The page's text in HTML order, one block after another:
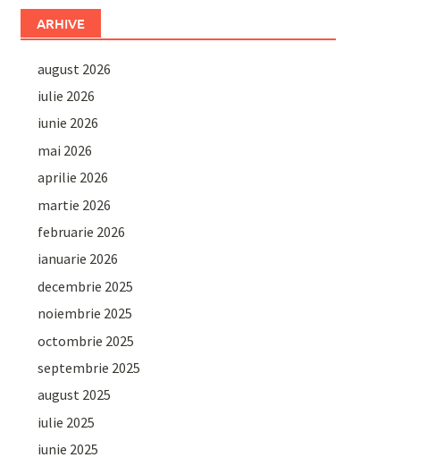
ARHIVE
august 2026
iulie 2026
iunie 2026
mai 2026
aprilie 2026
martie 2026
februarie 2026
ianuarie 2026
decembrie 2025
noiembrie 2025
octombrie 2025
septembrie 2025
august 2025
iulie 2025
iunie 2025